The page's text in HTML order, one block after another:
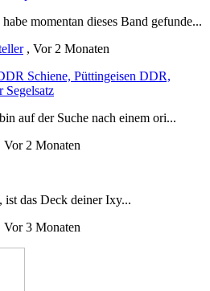
momentan dieses Band gefunde...
, Vor 2 Monaten
Schiene, Püttingeisen DDR,
Segelsatz
auf der Suche nach einem ori...
Vor 2 Monaten
ist das Deck deiner Ixy...
Vor 3 Monaten